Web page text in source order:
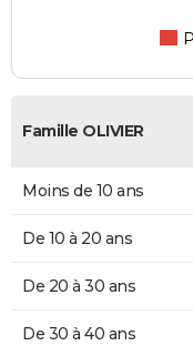
Famille OLIVIER
Moins de 10 ans
De 10 à 20 ans
De 20 à 30 ans
De 30 à 40 ans